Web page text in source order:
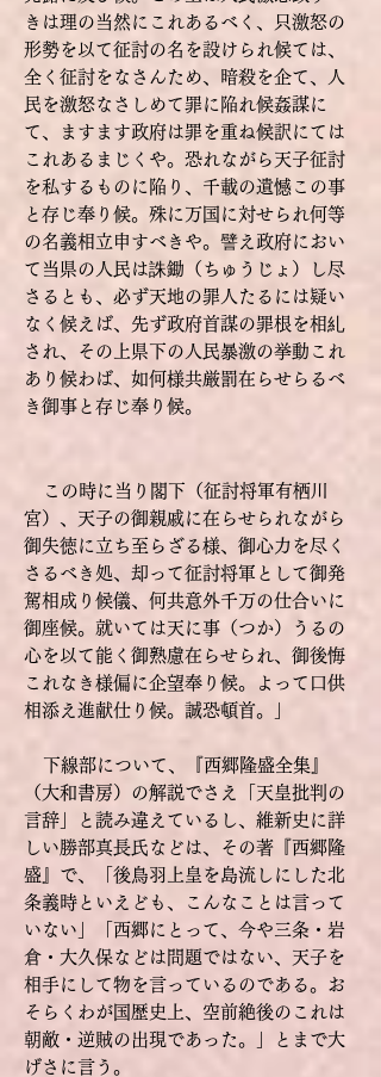
きは理の当然にこれあるべく、只激怒の
形勢を以て征討の名を設けられ候ては、
全く征討をなさんため、暗殺を企て、人
民を激怒なさしめて罪に陥れ候姦謀に
て、ますます政府は罪を重ね候訳にては
これあるまじくや。恐れながら天子征討
を私するものに陥り、千載の遺憾この事
と存じ奉り候。殊に万国に対せられ何等
の名義相立申すべきや。譬え政府におい
て当県の人民は誅鋤（ちゅうじょ）し尽
さるとも、必ず天地の罪人たるには疑い
なく候えば、先ず政府首謀の罪根を相糺
され、その上県下の人民暴激の挙動これ
あり候わば、如何様共厳罰在らせらるべ
き御事と存じ奉り候。
この時に当り閣下（征討将軍有栖川
宮）、天子の御親戚に在らせられながら
御失徳に立ち至らざる様、御心力を尽く
さるべき処、却って征討将軍として御発
駕相成り候儀、何共意外千万の仕合いに
御座候。就いては天に事（つか）うるの
心を以て能く御熟慮在らせられ、御後悔
これなき様偏に企望奉り候。よって口供
相添え進献仕り候。誠恐頓首。」
下線部について、『西郷隆盛全集』
（大和書房）の解説でさえ「天皇批判の
言辞」と読み違えているし、維新史に詳
しい勝部真長氏などは、その著『西郷隆
盛』で、「後鳥羽上皇を島流しにした北
条義時といえども、こんなことは言って
いない」「西郷にとって、今や三条・岩
倉・大久保などは問題ではない、天子を
相手にして物を言っているのである。お
そらくわが国歴史上、空前絶後のこれは
朝敵・逆賊の出現であった。」とまで大
げさに言う。